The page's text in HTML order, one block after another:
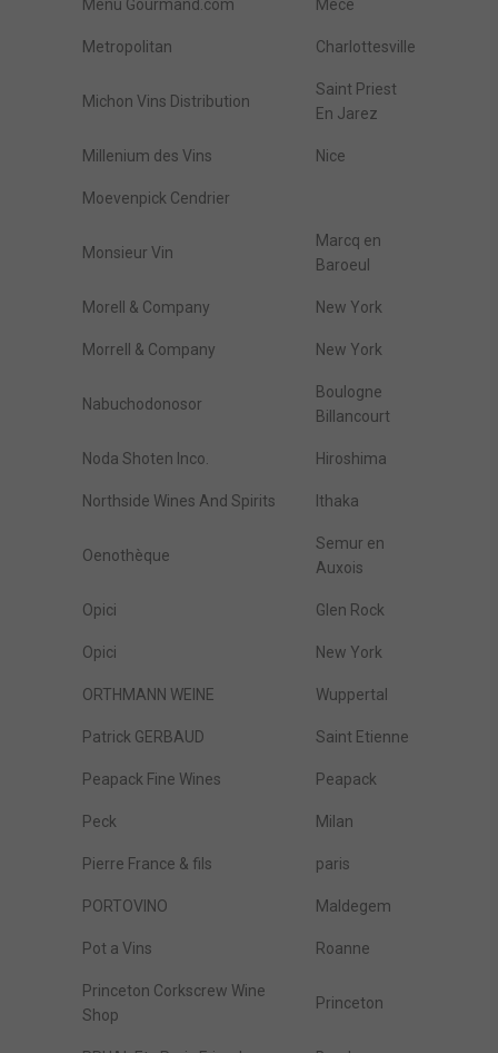
Menu Gourmand.com Mece
Metropolitan Charlottesville
Michon Vins Distribution
Saint Priest
En Jarez
Millenium des Vins Nice
Moevenpick Cendrier
Monsieur Vin
Marcq en
Baroeul
Morell & Company New York
Morrell & Company New York
Nabuchodonosor
Boulogne
Billancourt
Noda Shoten Inco. Hiroshima
Northside Wines And Spirits Ithaka
Oenothèque
Semur en
Auxois
Opici Glen Rock
Opici New York
ORTHMANN WEINE Wuppertal
Patrick GERBAUD Saint Etienne
Peapack Fine Wines Peapack
Peck Milan
Pierre France & fils paris
PORTOVINO Maldegem
Pot a Vins Roanne
Princeton Corkscrew Wine
Shop
Princeton